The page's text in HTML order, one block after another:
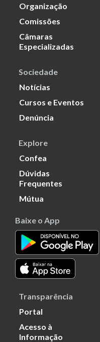
Organização
Comissões
Câmaras
Especializadas
Sociedade
Notícias
Cursos e Eventos
Denúncia
Explore
Confea
Dúvidas
Frequentes
Mútua
Baixe o App
Transparência
Portal
Acesso à
Informação